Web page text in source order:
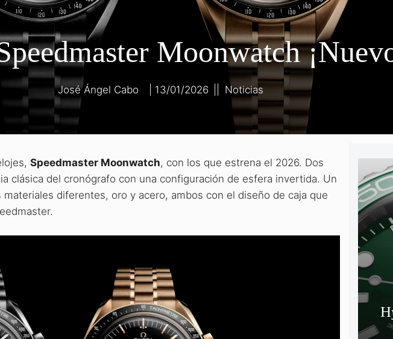
Moonwatch
José Ángel Cabo 13/01/2026 Noticias
Speedmaster Moonwatch, con los que estrena el 2026. Dos
clásica del cronógrafo con una configuración de esfera invertida. Un
diferentes, oro y acero, ambos con el diseño de caja que